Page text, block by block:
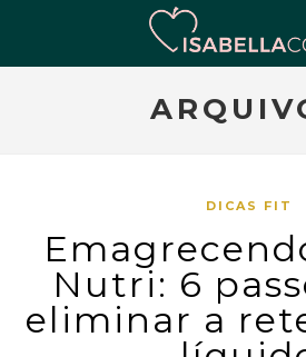
DICAS FIT
Nutri: 6
eliminar a